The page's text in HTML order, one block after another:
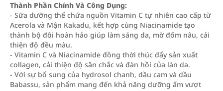
Thành Phần Chính Và Công Dụng:
- Sữa dưỡng thể chứa nguồn Vitamin C tự nhiên cao cấp từ
Acerola và Mận Kakadu, kết hợp cùng Niacinamide tạo
thành bộ đôi hoàn hảo giúp làm sáng da, mờ đốm nâu, cải
thiện độ đều màu.
- Vitamin C và Niacinamide đồng thời thúc đẩy sản xuất
collagen, cải thiện độ săn chắc và đàn hồi của làn da.
- Với sự bổ sung của hydrosol chanh, dầu cam và dầu
Babassu, sản phẩm mang đến khả năng dưỡng ẩm vượt